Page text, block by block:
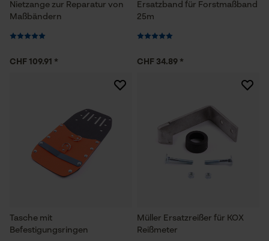
Nietzange zur Reparatur von
Maßbändern
CHF 109.91 *
Ersatzband für Forstmaßband
25m
CHF 34.89 *
Tasche mit
Befestigungsringen
Müller Ersatzreißer für KOX
Reißmeter